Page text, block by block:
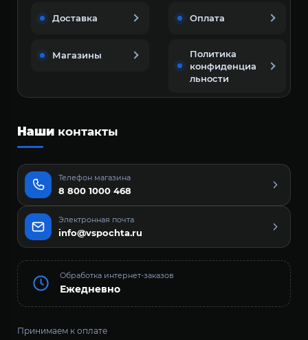
Доставка Оплата
Магазины
Политика
конфиденциа
льности
Наши контакты
Телефон магазина
8 800 1000 468
Электронная почта
info@vspochta.ru
Обработка интернет-заказов
Ежедневно
Принимаем к оплате